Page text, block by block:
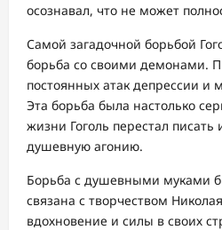
осознавал, что не может
Самой загадочной борьбой
борьба со своими демонами.
постоянных атак депрессии и
Эта борьба была настолько
жизни Гоголь перестал писать
душевную агонию.
Борьба с душевными муками
связана с творчеством
вдохновение и силы в своих